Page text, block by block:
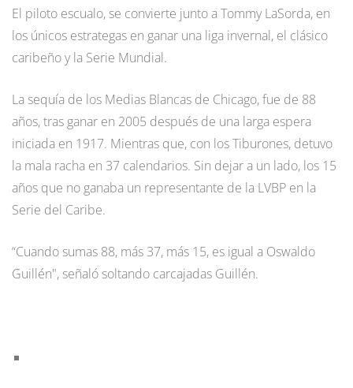
El piloto escualo, se convierte junto a Tommy LaSorda, en
los únicos estrategas en ganar una liga invernal, el clásico
caribeño y la Serie Mundial.
La sequía de los Medias Blancas de Chicago, fue de 88
años, tras ganar en 2005 después de una larga espera
iniciada en 1917. Mientras que, con los Tiburones, detuvo
la mala racha en 37 calendarios. Sin dejar a un lado, los 15
años que no ganaba un representante de la LVBP en la
Serie del Caribe.
“Cuando sumas 88, más 37, más 15, es igual a Oswaldo
Guillén", señaló soltando carcajadas Guillén.